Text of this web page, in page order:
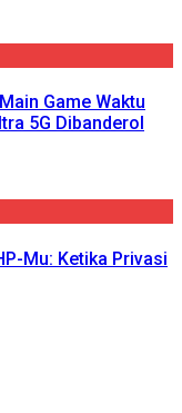
Game Waktu
5G Dibanderol
Mu: Ketika Privasi